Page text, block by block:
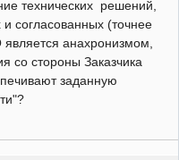
технических решений,
согласованных (точнее
анахронизмом,
со стороны Заказчика
заданную